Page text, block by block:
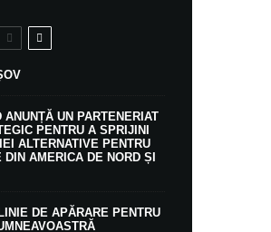
UN PARTENERIAT
PENTRU A SPRIJINI
ALTERNATIVE PENTRU
AMERICA DE NORD ȘI
DE APĂRARE PENTRU